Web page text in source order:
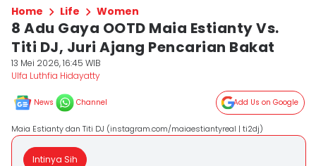
Home Life Women
8 Adu Gaya OOTD Maia Estianty Vs.
Titi DJ, Juri Ajang Pencarian Bakat
13 Mei 2026, 16:45 WIB
Ulfa Luthfia Hidayatty
News Channel Add Us on Google
Maia Estianty dan Titi DJ (instagram.com/maiaestiantyreal | ti2dj)
Intinya Sih